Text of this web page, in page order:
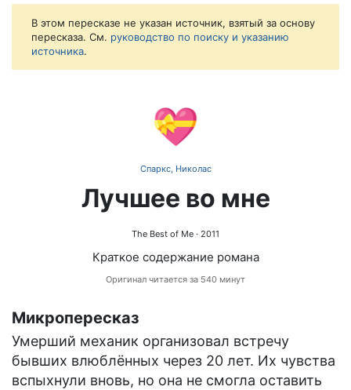
В этом пересказе не указан источник, взятый за основу
пересказа. См. руководство по поиску и указанию
источника.
💝
Спаркс, Николас
Лучшее во мне
The Best of Me · 2011
Краткое содержание романа
Оригинал читается за 540 минут
Микропересказ
Умерший механик организовал встречу
бывших влюблённых через 20 лет. Их чувства
вспыхнули вновь, но она не смогла оставить